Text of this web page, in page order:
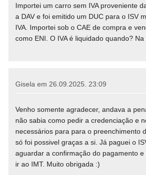
Importei um carro sem IVA proveniente
a DAV e foi emitido um DUC para o ISV
IVA. Importei sob o CAE de compra e
como ENI. O IVA é liquidado quando?
Gisela em 26.09.2025. 23:09
Venho somente agradecer, andava a
não sabia como pedir a credenciação e
necessários para para o preenchimento
só foi possivel graças a si. Já paguei o
aguardar a confirmação do pagamento
ir ao IMT. Muito obrigada :)